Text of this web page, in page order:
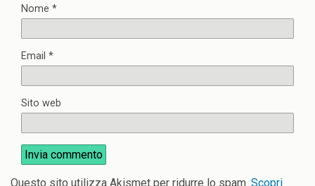
Nome *
Email *
Sito web
Questo sito utilizza Akismet per ridurre lo spam. Scopri